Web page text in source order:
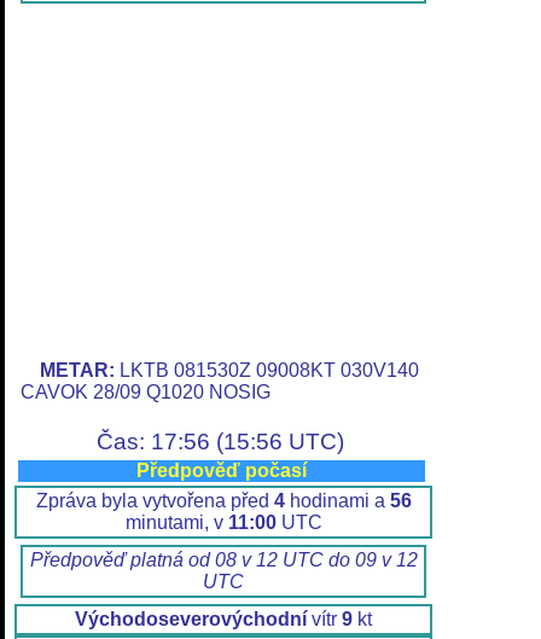
METAR: LKTB 081530Z 09008KT 030V140
CAVOK 28/09 Q1020 NOSIG
Čas: 17:56 (15:56 UTC)
Předpověď počasí
Zpráva byla vytvořena před 4hodinami a 56
minutami, v 11:00UTC
Předpověď platná od 08 v 12 UTC do 09 v 12
UTC
Východoseverovýchodní vítr 9 kt